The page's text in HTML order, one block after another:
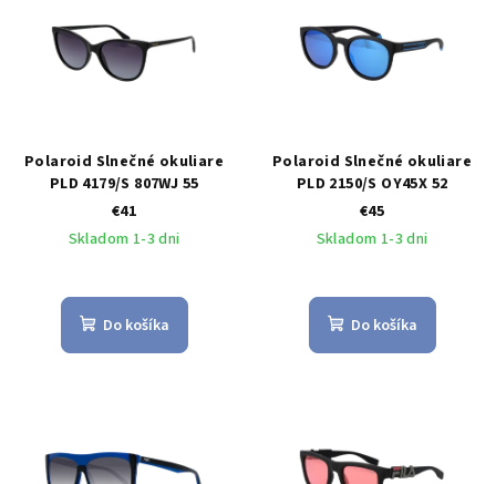
Polaroid Slnečné okuliare
PLD 4179/S 807WJ 55
€41
Skladom 1-3 dni
Do košíka
Polaroid Slnečné okuliare
PLD 2150/S OY45X 52
€45
Skladom 1-3 dni
Do košíka